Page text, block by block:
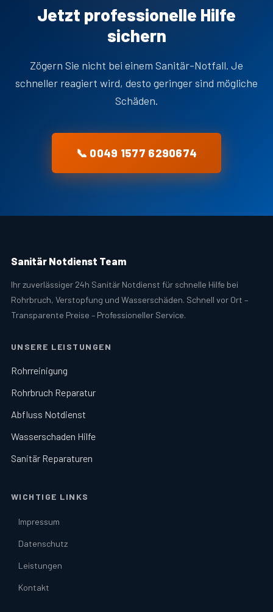
Jetzt professionelle Hilfe
sichern
Zögern Sie nicht bei einem Sanitär-Notfall. Je
schneller reagiert wird, desto geringer sind mögliche
Schäden.
📞 0049 1577 6290674
Sanitär Notdienst Team
Ihr zuverlässiger 24h Sanitär Notdienst für schnelle Hilfe bei
Rohrbruch, Verstopfung und Wasserschäden. Schnell vor Ort –
Transparente Preise – Professioneller Service.
UNSERE LEISTUNGEN
Rohrreinigung
Rohrbruch Reparatur
Abfluss Notdienst
Wasserschaden Hilfe
Sanitär Reparaturen
WICHTIGE LINKS
Impressum
Datenschutz
Leistungen
Kontakt